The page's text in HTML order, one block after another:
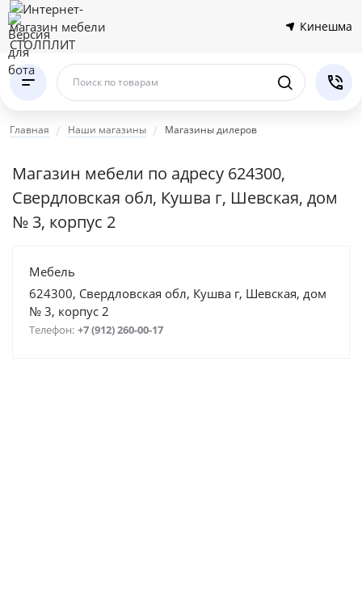
Кинешма
Поиск по товарам
Главная Наши магазины Магазины дилеров
Магазин мебели по адресу 624300,
Свердловская обл, Кушва г, Шевская, дом
№ 3, корпус 2
Мебель
624300, Свердловская обл, Кушва г, Шевская, дом
№ 3, корпус 2
Телефон: +7 (912) 260-00-17